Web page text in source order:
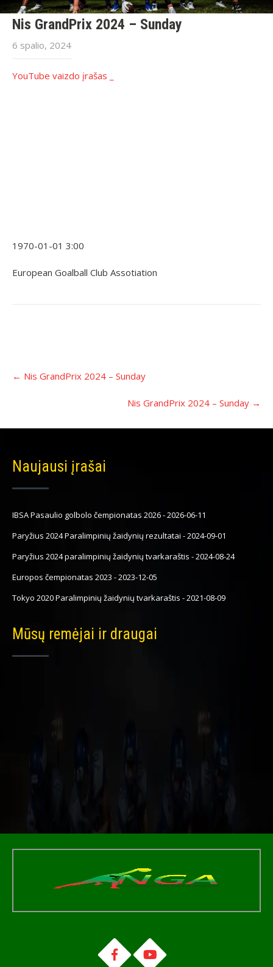
Nis GrandPrix 2024 – Sunday
6 spalio, 2024
YouTube vaizdo įrašas _
1970-01-01 3:00
European Goalball Club Assotiation
navigacija
← Nis GrandPrix 2024 – Sunday
Nis GrandPrix 2024 – Sunday →
Naujausi įrašai
IBSA Pasaulio golbolo čempionatas 2026-2026-06-11
Paryžius 2024 Paralimpinių žaidynių rezultatai -2024-09-01
Paryžius 2024 paralimpinių žaidynių tvarkaraštis -2024-08-24
Europos čempionatas 2023 -2023-12-05
Tokyo 2020 Paralimpinių žaidynių tvarkaraštis -2021-08-09
Mūsų remėjai ir draugai